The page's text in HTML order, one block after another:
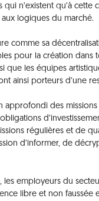
qui n’existent qu’à
logiques du marché.
comme sa
pour la création dans
que les équipes
ainsi porteurs d’une
approfondi des
régulières et de
d’informer, de
les employeurs du
libre et non